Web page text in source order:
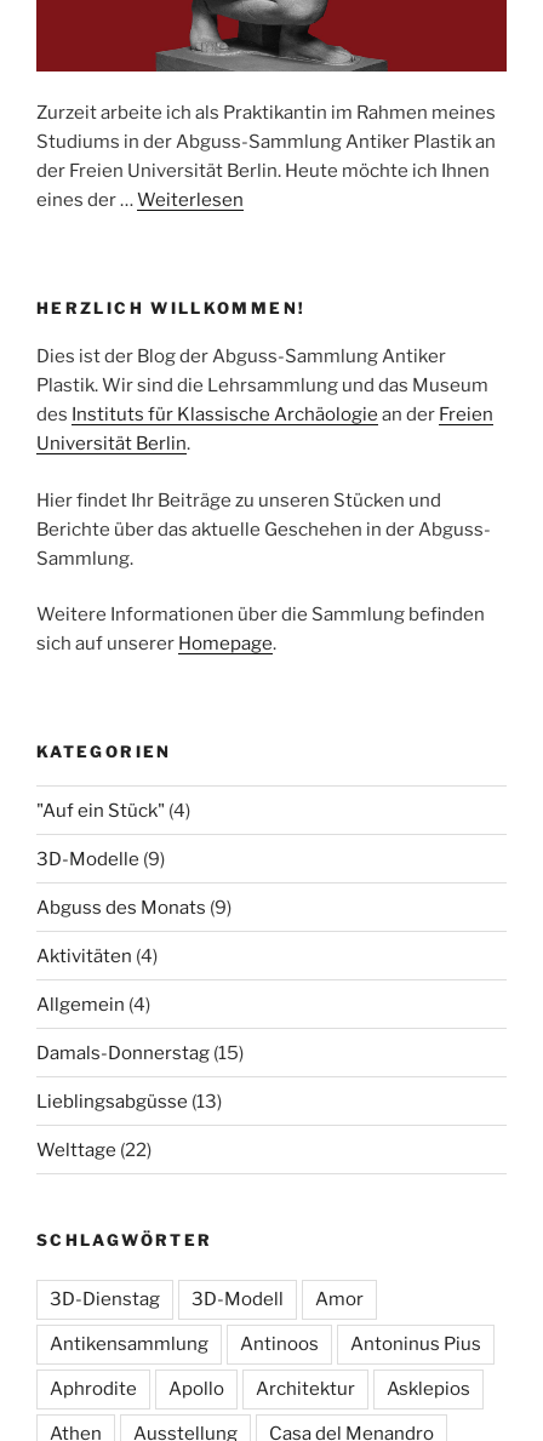
Zurzeit arbeite ich als Praktikantin im Rahmen meines
Studiums in der Abguss-Sammlung Antiker Plastik an
der Freien Universität Berlin. Heute möchte ich Ihnen
eines der …Weiterlesen
HERZLICH WILLKOMMEN!
Dies ist der Blog der Abguss-Sammlung Antiker
Plastik. Wir sind die Lehrsammlung und das Museum
des Instituts für Klassische Archäologie an der Freien
Universität Berlin.
Hier findet Ihr Beiträge zu unseren Stücken und
Berichte über das aktuelle Geschehen in der Abguss-
Sammlung.
Weitere Informationen über die Sammlung befinden
sich auf unserer Homepage.
KATEGORIEN
"Auf ein Stück" (4)
3D-Modelle (9)
Abguss des Monats (9)
Aktivitäten (4)
Allgemein (4)
Damals-Donnerstag (15)
Lieblingsabgüsse (13)
Welttage (22)
SCHLAGWÖRTER
3D-Dienstag 3D-Modell Amor
Antikensammlung Antinoos Antoninus Pius
Aphrodite Apollo Architektur Asklepios
Athen Ausstellung Casa del Menandro